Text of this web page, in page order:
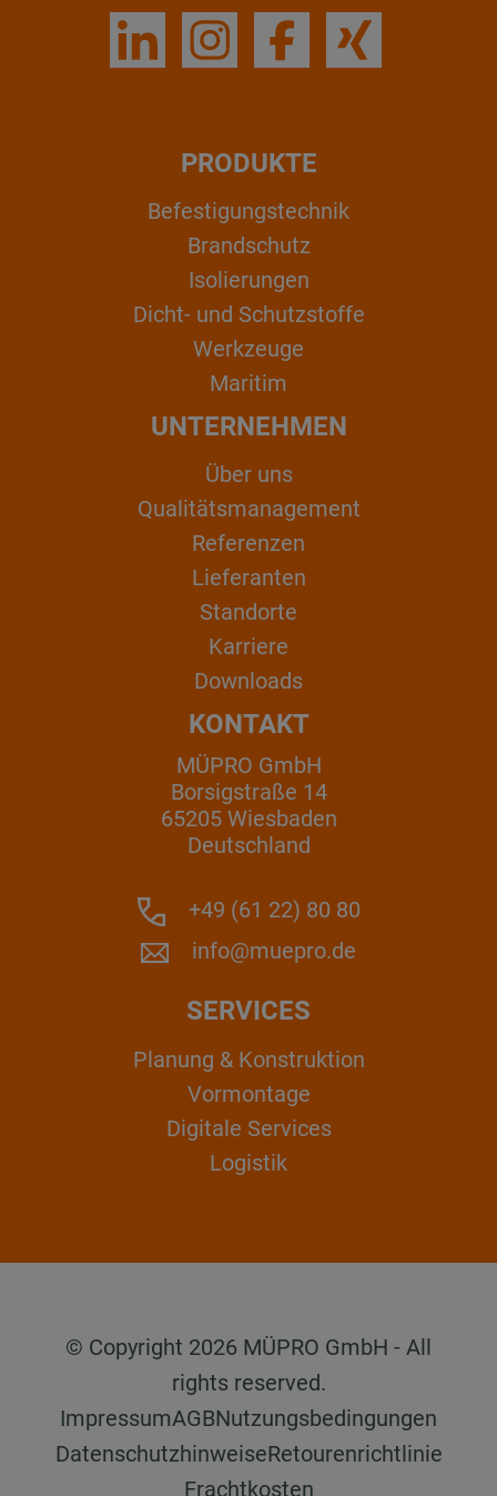
PRODUKTE
Befestigungstechnik
Brandschutz
Isolierungen
Dicht- und Schutzstoffe
Werkzeuge
Maritim
UNTERNEHMEN
Über uns
Qualitätsmanagement
Referenzen
Lieferanten
Standorte
Karriere
Downloads
KONTAKT
MÜPRO GmbH
Borsigstraße 14
65205 Wiesbaden
Deutschland
+49 (61 22) 80 80
info@muepro.de
SERVICES
Planung & Konstruktion
Vormontage
Digitale Services
Logistik
© Copyright 2026 MÜPRO GmbH - All
rights reserved.
ImpressumAGBNutzungsbedingungen
DatenschutzhinweiseRetourenrichtlinie
Frachtkosten